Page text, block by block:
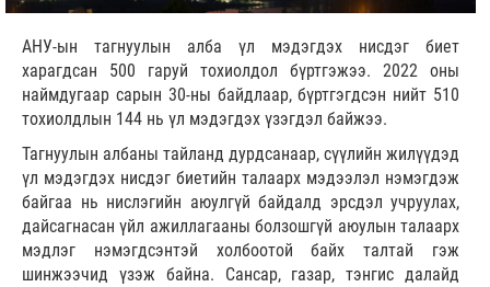
АНУ-ын тагнуулын алба үл мэдэгдэх нисдэг биет
харагдсан 500 гаруй тохиолдол бүртгэжээ. 2022 оны
наймдугаар сарын 30-ны байдлаар, бүртгэгдсэн нийт 510
тохиолдлын 144 нь үл мэдэгдэх үзэгдэл байжээ.
Тагнуулын албаны тайланд дурдсанаар, сүүлийн жилүүдэд
үл мэдэгдэх нисдэг биетийн талаарх мэдээлэл нэмэгдэж
байгаа нь нислэгийн аюулгүй байдалд эрсдэл учруулах,
дайсагнасан үйл ажиллагааны болзошгүй аюулын талаарх
мэдлэг нэмэгдсэнтэй холбоотой байх талтай гэж
шинжээчид үзэж байна. Сансар, газар, тэнгис далайд